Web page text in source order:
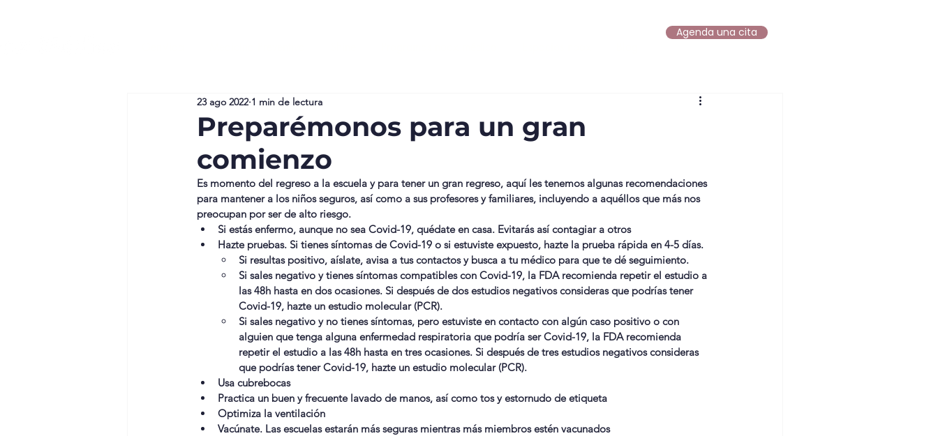
Agenda una cita
Preparémonos para un gran
comienzo
23 ago 2022 1 min de lectura
Es momento del regreso a la escuela y para tener un gran regreso, aquí les tenemos algunas recomendaciones
para mantener a los niños seguros, así como a sus profesores y familiares, incluyendo a aquéllos que más nos
preocupan por ser de alto riesgo.
Si estás enfermo, aunque no sea Covid-19, quédate en casa. Evitarás así contagiar a otros
Hazte pruebas. Si tienes síntomas de Covid-19 o si estuviste expuesto, hazte la prueba rápida en 4-5 días.
Si resultas positivo, aíslate, avisa a tus contactos y busca a tu médico para que te dé seguimiento.
Si sales negativo y tienes síntomas compatibles con Covid-19, la FDA recomienda repetir el estudio a
las 48h hasta en dos ocasiones. Si después de dos estudios negativos consideras que podrías tener
Covid-19, hazte un estudio molecular (PCR).
Si sales negativo y no tienes síntomas, pero estuviste en contacto con algún caso positivo o con
alguien que tenga alguna enfermedad respiratoria que podría ser Covid-19, la FDA recomienda
repetir el estudio a las 48h hasta en tres ocasiones. Si después de tres estudios negativos consideras
que podrías tener Covid-19, hazte un estudio molecular (PCR).
Usa cubrebocas
Practica un buen y frecuente lavado de manos, así como tos y estornudo de etiqueta
Optimiza la ventilación
Vacúnate. Las escuelas estarán más seguras mientras más miembros estén vacunados